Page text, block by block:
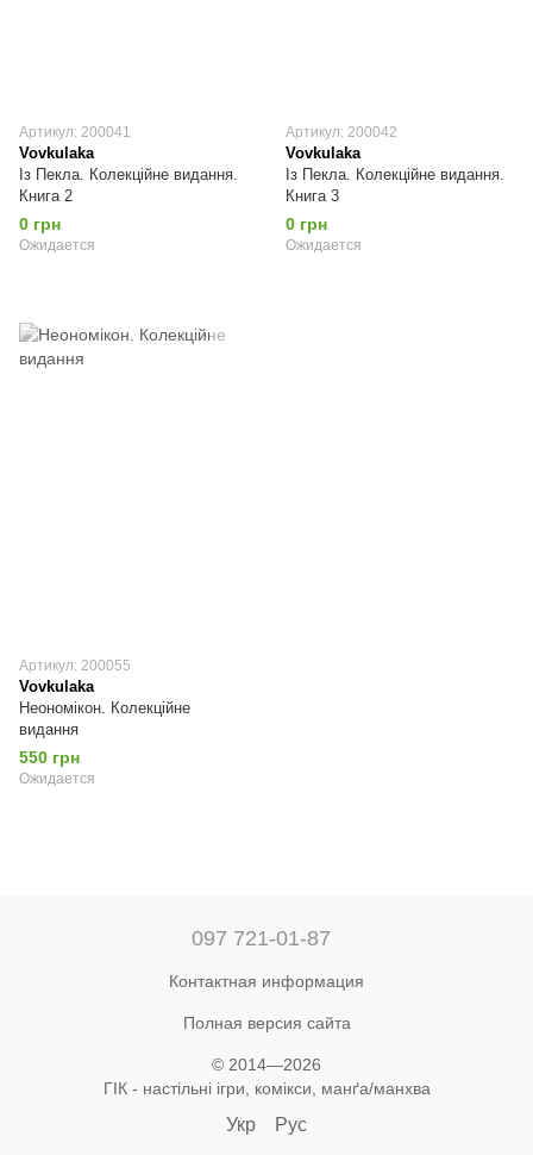
Артикул: 200041
Vovkulaka
Із Пекла. Колекційне видання.
Книга 2
0 грн
Ожидается
Артикул: 200042
Vovkulaka
Із Пекла. Колекційне видання.
Книга 3
0 грн
Ожидается
Артикул: 200055
Vovkulaka
Неономікон. Колекційне
видання
550 грн
Ожидается
097 721-01-87
Контактная информация
Полная версия сайта
© 2014—2026
ГІК - настільні ігри, комікси, манґа/манхва
Укр Рус